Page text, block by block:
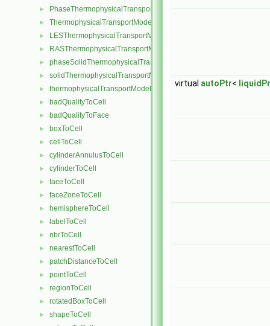
► PhaseThermophysicalTransportModel
► ThermophysicalTransportModel
► LESThermophysicalTransportModel
► RASThermophysicalTransportModel
► phaseSolidThermophysicalTransportModel
► solidThermophysicalTransportModel
► thermophysicalTransportModel
► badQualityToCell
► badQualityToFace
► boxToCell
► cellToCell
► cylinderAnnulusToCell
► cylinderToCell
► faceToCell
► faceZoneToCell
► hemisphereToCell
► labelToCell
► nbrToCell
► nearestToCell
► patchDistanceToCell
► pointToCell
► regionToCell
► rotatedBoxToCell
► shapeToCell
virtual autoPtr<